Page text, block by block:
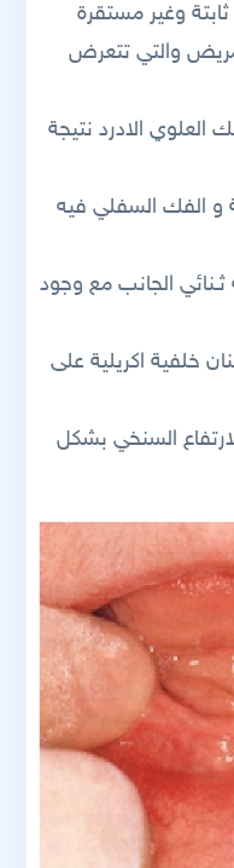
وغير مستقرة
والتي تتعرض
العلوي الادرد نتيجة
و الفك السفلي فيه
الجانب مع وجود
خلفية اكريلية على
السنخي بشكل